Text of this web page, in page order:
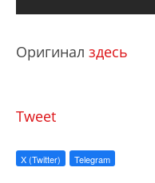
Оригинал здесь
Tweet
X (Twitter) Telegram